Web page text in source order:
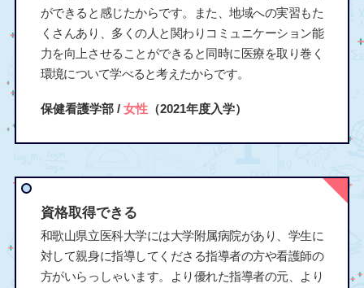
ができると感じたからです。また、地域への実習もた
くさんあり、多くの人と関わりコミュニケーション能
力を向上させることができると同時に医療を取り巻く
環境について学べると考えたからです。
保健看護学部 / 女性（2021年度入学）
資格取得できる
和歌山県立医科大学には大学附属病院があり、学生に
対して親身に指導してくださる指導者の方や看護師の
方がいらっしゃいます。より優れた指導者の元、より